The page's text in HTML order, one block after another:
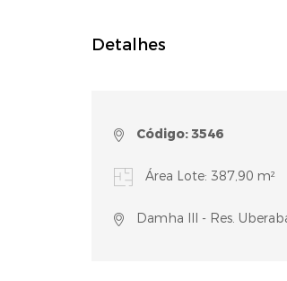
Detalhes
Código: 3546
Área Lote: 387,90 m²
Damha III - Res.